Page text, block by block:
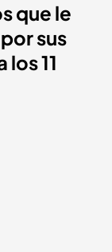
que le
sus
11